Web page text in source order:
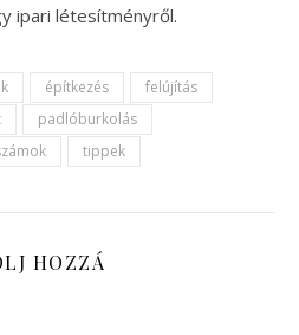
ipari létesítményről.
építkezés
felújítás
padlóburkolás
tippek
HOZZÁ